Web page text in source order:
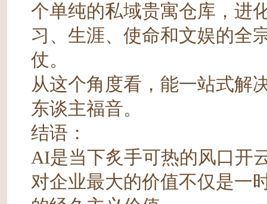
个单纯的私域贵寓仓库，进
习、生涯、使命和文娱的全
仗。
从这个角度看，能一站式解
东谈主福音。
结语：
AI是当下炙手可热的风口开
对企业最大的价值不仅是一